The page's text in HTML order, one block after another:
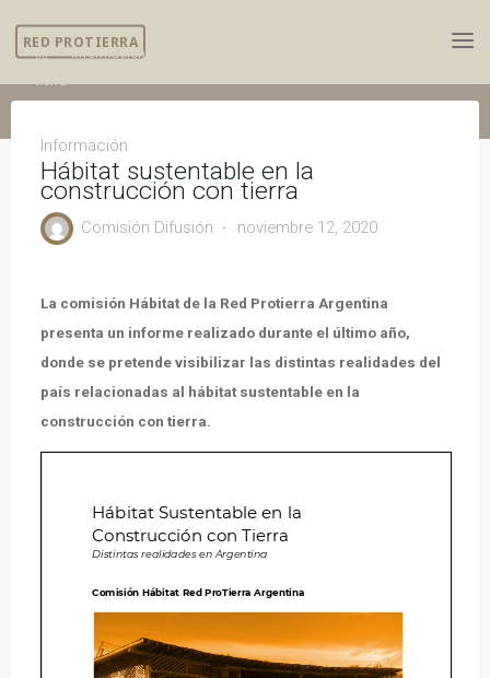
RED PROTIERRA
HomeInformación
tierra
Información
Hábitat sustentable en la
construcción con tierra
Comisión Difusión noviembre 12, 2020
La comisión Hábitat de la Red Protierra Argentina
presenta un informe realizado durante el último año,
donde se pretende visibilizar las distintas realidades del
país relacionadas al hábitat sustentable en la
construcción con tierra.